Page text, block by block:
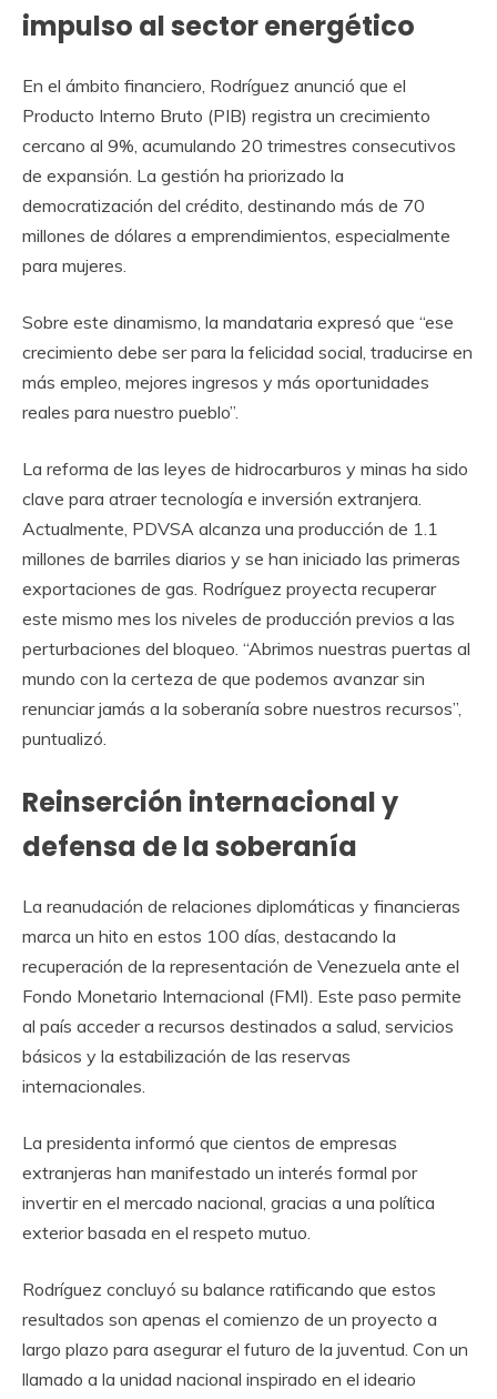
impulso al sector energético
En el ámbito financiero, Rodríguez anunció que el
Producto Interno Bruto (PIB) registra un crecimiento
cercano al 9%, acumulando 20 trimestres consecutivos
de expansión. La gestión ha priorizado la
democratización del crédito, destinando más de 70
millones de dólares a emprendimientos, especialmente
para mujeres.
Sobre este dinamismo, la mandataria expresó que “ese
crecimiento debe ser para la felicidad social, traducirse en
más empleo, mejores ingresos y más oportunidades
reales para nuestro pueblo”.
La reforma de las leyes de hidrocarburos y minas ha sido
clave para atraer tecnología e inversión extranjera.
Actualmente, PDVSA alcanza una producción de 1.1
millones de barriles diarios y se han iniciado las primeras
exportaciones de gas. Rodríguez proyecta recuperar
este mismo mes los niveles de producción previos a las
perturbaciones del bloqueo. “Abrimos nuestras puertas al
mundo con la certeza de que podemos avanzar sin
renunciar jamás a la soberanía sobre nuestros recursos”,
puntualizó.
Reinserción internacional y
defensa de la soberanía
La reanudación de relaciones diplomáticas y financieras
marca un hito en estos 100 días, destacando la
recuperación de la representación de Venezuela ante el
Fondo Monetario Internacional (FMI). Este paso permite
al país acceder a recursos destinados a salud, servicios
básicos y la estabilización de las reservas
internacionales.
La presidenta informó que cientos de empresas
extranjeras han manifestado un interés formal por
invertir en el mercado nacional, gracias a una política
exterior basada en el respeto mutuo.
Rodríguez concluyó su balance ratificando que estos
resultados son apenas el comienzo de un proyecto a
largo plazo para asegurar el futuro de la juventud. Con un
llamado a la unidad nacional inspirado en el ideario